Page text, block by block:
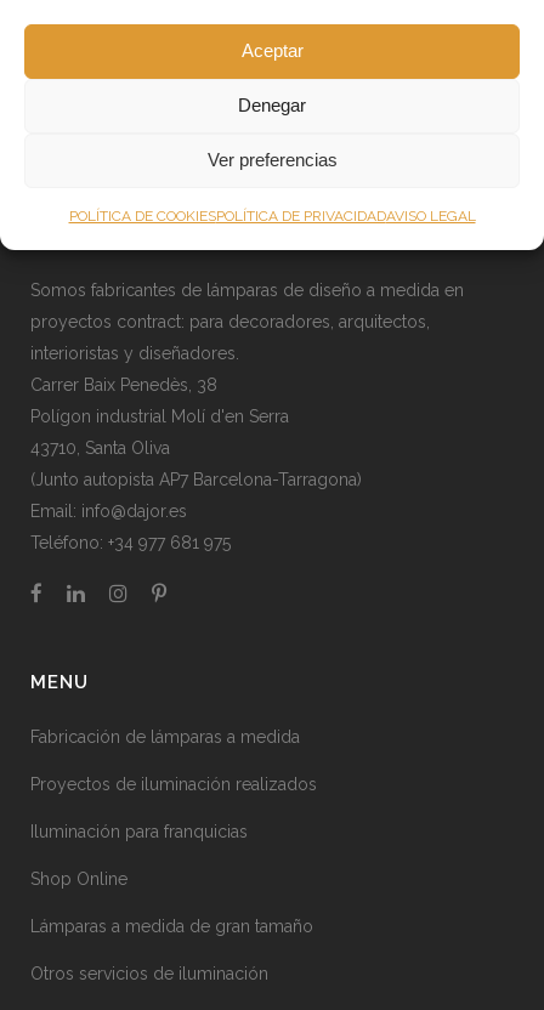
Aceptar
Denegar
Ver preferencias
POLÍTICA DE COOKIESPOLÍTICA DE PRIVACIDADAVISO LEGAL
Somos fabricantes de lámparas de diseño a medida en
proyectos contract: para decoradores, arquitectos,
interioristas y diseñadores.
Carrer Baix Penedès, 38
Polígon industrial Molí d'en Serra
43710, Santa Oliva
(Junto autopista AP7 Barcelona-Tarragona)
Email: info@dajor.es
Teléfono: +34 977 681 975
MENU
Fabricación de lámparas a medida
Proyectos de iluminación realizados
Iluminación para franquicias
Shop Online
Lámparas a medida de gran tamaño
Otros servicios de iluminación